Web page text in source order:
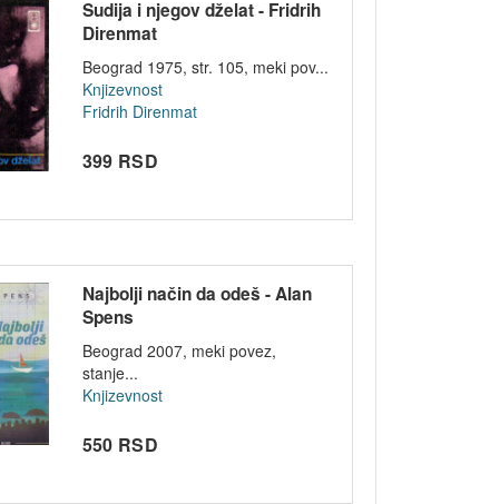
Sudija i njegov dželat - Fridrih
Direnmat
Beograd 1975, str. 105, meki pov...
Knjizevnost
Fridrih Direnmat
399 RSD
Najbolji način da odeš - Alan
Spens
Beograd 2007, meki povez,
stanje...
Knjizevnost
550 RSD